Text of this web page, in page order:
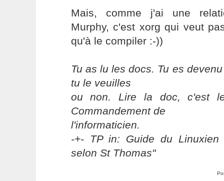
Mais, comme j'ai une
Murphy, c'est xorg qui veut
qu'à le compiler :-))
Tu as lu les docs. Tu es
tu le veuilles
ou non. Lire la doc, c'est
Commandement de
l'informaticien.
-+- TP in: Guide du Linuxien
selon St Thomas"